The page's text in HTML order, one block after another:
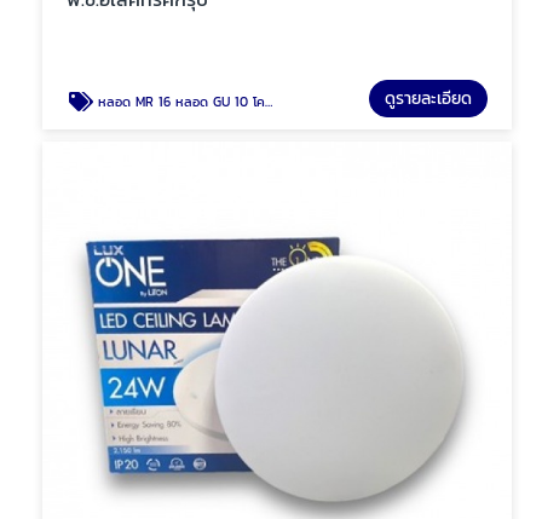
หลอด MR 16 หลอด GU 10 โคมฮาโลเจน พัทยา ชลบุรี ดูรายละเอียด